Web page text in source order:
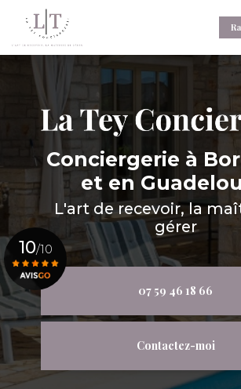
contenu
principal
Conciergerie à
et en
L'art de recevoir, la
gérer
07 59 46 18 66
Contactez-moi
10/10
Voir le certificat